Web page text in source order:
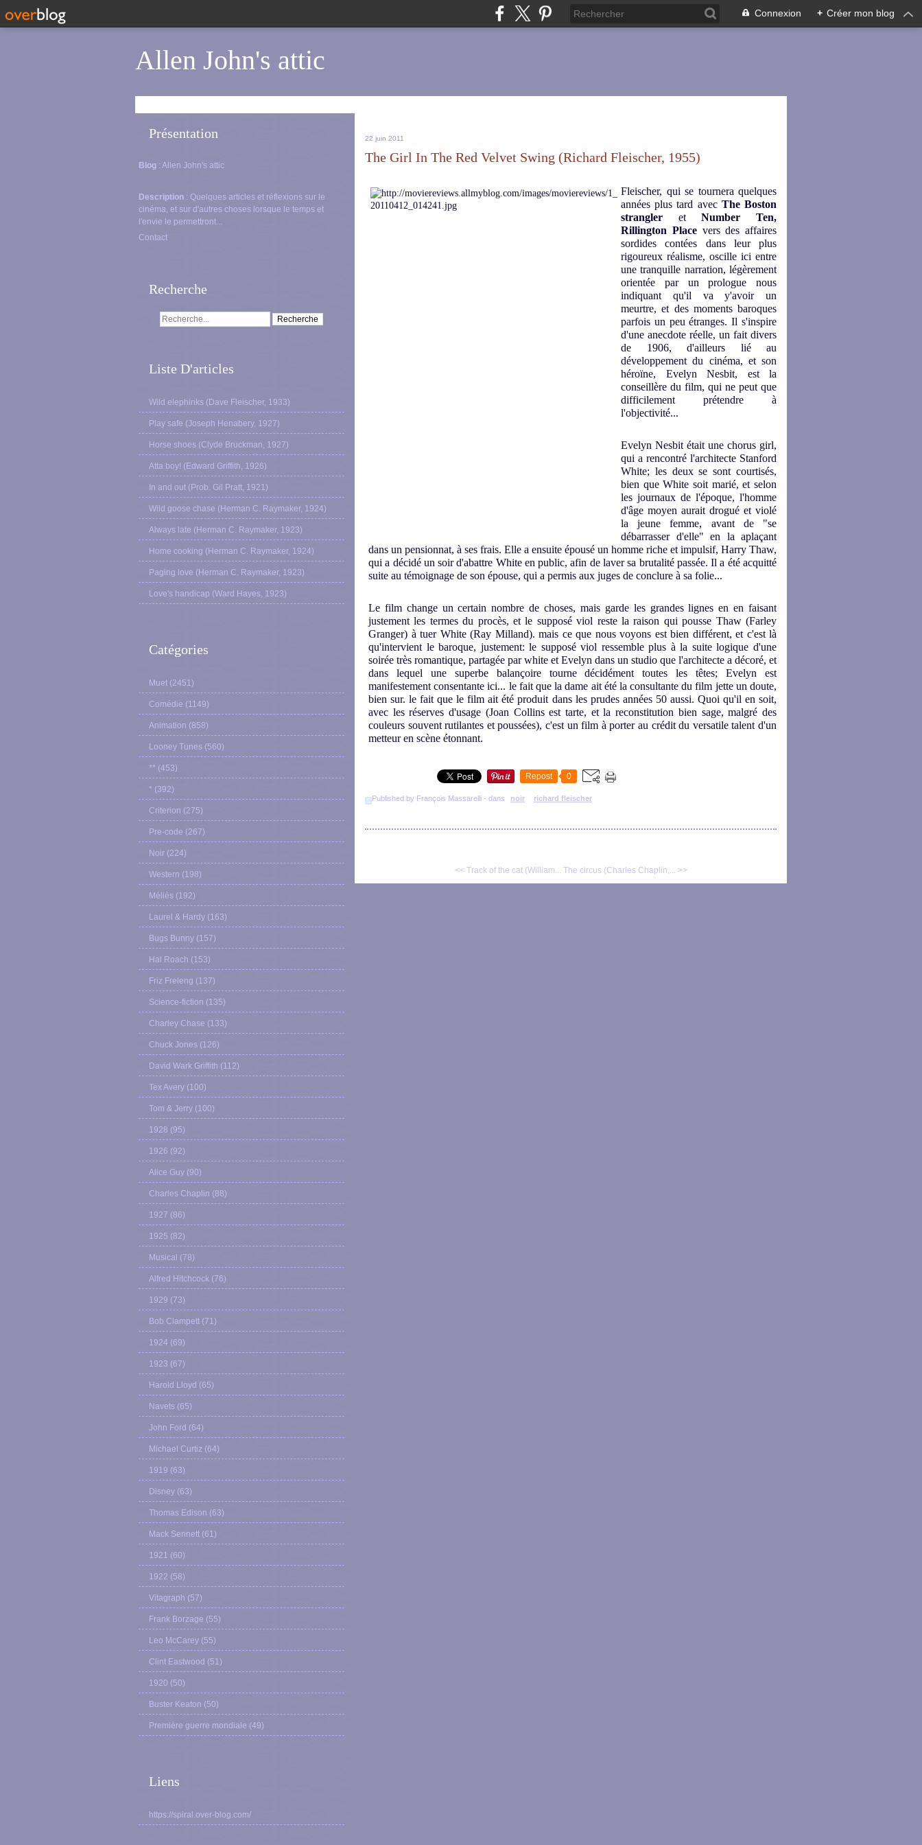
Connexion + Créer mon blog
Allen John's attic
Présentation
Blog : Allen John's attic
Description : Quelques articles et réflexions sur le
cinéma, et sur d'autres choses lorsque le temps et
l'envie le permettront...
Contact
Recherche
Liste D'articles
Wild elephinks (Dave Fleischer, 1933)
Play safe (Joseph Henabery, 1927)
Horse shoes (Clyde Bruckman, 1927)
Atta boy! (Edward Griffith, 1926)
In and out (Prob. Gil Pratt, 1921)
Wild goose chase (Herman C. Raymaker, 1924)
Always late (Herman C. Raymaker, 1923)
Home cooking (Herman C. Raymaker, 1924)
Paging love (Herman C. Raymaker, 1923)
Love's handicap (Ward Hayes, 1923)
Catégories
Muet (2451)
Comédie (1149)
Animation (858)
Looney Tunes (560)
** (453)
* (392)
Criterion (275)
Pre-code (267)
Noir (224)
Western (198)
Méliès (192)
Laurel & Hardy (163)
Bugs Bunny (157)
Hal Roach (153)
Friz Freleng (137)
Science-fiction (135)
Charley Chase (133)
Chuck Jones (126)
David Wark Griffith (112)
Tex Avery (100)
Tom & Jerry (100)
1928 (95)
1926 (92)
Alice Guy (90)
Charles Chaplin (88)
1927 (86)
1925 (82)
Musical (78)
Alfred Hitchcock (76)
1929 (73)
Bob Clampett (71)
1924 (69)
1923 (67)
Harold Lloyd (65)
Navets (65)
John Ford (64)
Michael Curtiz (64)
1919 (63)
Disney (63)
Thomas Edison (63)
Mack Sennett (61)
1921 (60)
1922 (58)
Vitagraph (57)
Frank Borzage (55)
Leo McCarey (55)
Clint Eastwood (51)
1920 (50)
Buster Keaton (50)
Première guerre mondiale (49)
Liens
https://spiral.over-blog.com/
22 juin 2011
The Girl In The Red Velvet Swing (Richard Fleischer, 1955)
Fleischer, qui se tournera quelques
années plus tard avec The Boston
strangler etNumber Ten,
Rillington Placevers des affaires
sordides contées dans leur plus
rigoureux réalisme, oscille ici entre
une tranquille narration, légèrement
orientée par un prologue nous
indiquant qu'il va y'avoir un
meurtre, et des moments baroques
parfois un peu étranges. Il s'inspire
d'une anecdote réelle, un fait divers
de 1906, d'ailleurs lié au
développement du cinéma, et son
héroïne, Evelyn Nesbit, est la
conseillère du film, qui ne peut que
difficilement prétendre à
l'objectivité...
Evelyn Nesbit était une chorus girl,
qui a rencontré l'architecte Stanford
White; les deux se sont courtisés,
bien que White soit marié, et selon
les journaux de l'époque, l'homme
d'âge moyen aurait drogué et violé
la jeune femme, avant de "se
débarrasser d'elle" en la aplaçant
dans un pensionnat, à ses frais. Elle a ensuite épousé un homme riche et impulsif, Harry Thaw,
qui a décidé un soir d'abattre White en public, afin de laver sa brutalité passée. Il a été acquitté
suite au témoignage de son épouse, qui a permis aux juges de conclure à sa folie...
Le film change un certain nombre de choses, mais garde les grandes lignes en en faisant
justement les termes du procès, et le supposé viol reste la raison qui pousse Thaw (Farley
Granger) à tuer White (Ray Milland). mais ce que nous voyons est bien différent, et c'est là
qu'intervient le baroque, justement: le supposé viol ressemble plus à la suite logique d'une
soirée très romantique, partagée par white et Evelyn dans un studio que l'architecte a décoré, et
dans lequel une superbe balançoire tourne décidément toutes les têtes; Evelyn est
manifestement consentante ici... le fait que la dame ait été la consultante du film jette un doute,
bien sur. le fait que le film ait été produit dans les prudes années 50 aussi. Quoi qu'il en soit,
avec les réserves d'usage (Joan Collins est tarte, et la reconstitution bien sage, malgré des
couleurs souvent rutilantes et poussées), c'est un film à porter au crédit du versatile talent d'un
metteur en scène étonnant.
Repost 0
Published by François Massarelli - dans noir richard fleischer
<< Track of the cat (William... The circus (Charles Chaplin,... >>